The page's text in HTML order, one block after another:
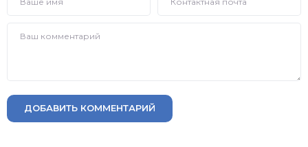
ДОБАВИТЬ КОММЕНТАРИЙ